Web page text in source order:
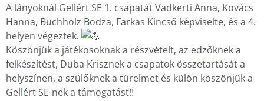
A lányoknál Gellért SE 1. csapatát Vadkerti Anna, Kovács
Hanna, Buchholz Bodza, Farkas Kincső képviselte, és a 4.
helyen végeztek.
Köszönjük a játékosoknak a részvételt, az edzőknek a
felkészítést, Duba Krisznek a csapatok összetartását a
helyszínen, a szülőknek a türelmet és külön köszönjük a
Gellért SE-nek a támogatást!!